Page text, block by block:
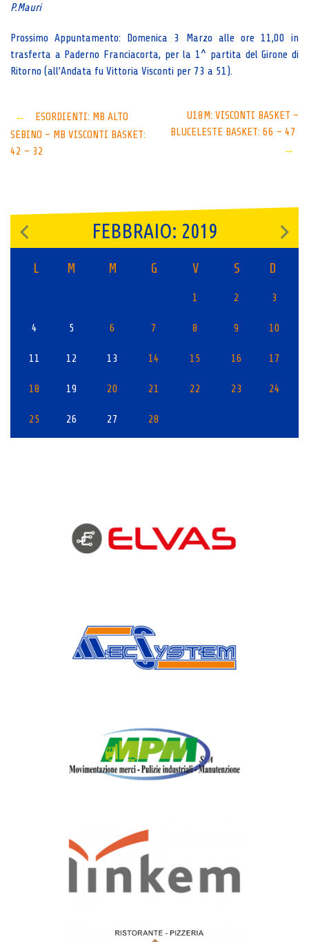
P.Mauri
Prossimo Appuntamento: Domenica 3 Marzo alle ore 11,00 in
trasferta a Paderno Franciacorta, per la 1^ partita del Girone di
Ritorno (all’Andata fu Vittoria Visconti per 73 a 51).
Post
navigation
←
ESORDIENTI: MB ALTO
SEBINO – MB VISCONTI BASKET:
42 – 32
U18M: VISCONTI BASKET –
BLUCELESTE BASKET: 66 – 47
→
FEBBRAIO: 2019
L M M G V S D
1 2 3
4 5 6 7 8 9 10
11 12 13 14 15 16 17
18 19 20 21 22 23 24
25 26 27 28